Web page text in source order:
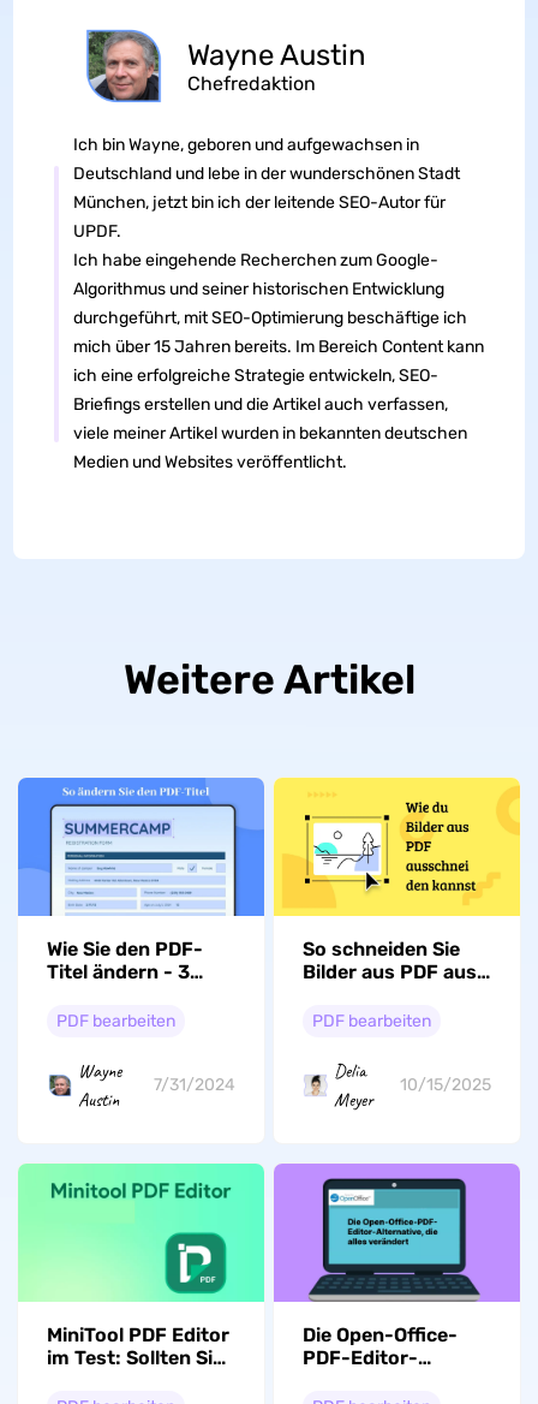
Wayne Austin
Chefredaktion
Ich bin Wayne, geboren und aufgewachsen in
Deutschland und lebe in der wunderschönen Stadt
München, jetzt bin ich der leitende SEO-Autor für
UPDF.
Ich habe eingehende Recherchen zum Google-
Algorithmus und seiner historischen Entwicklung
durchgeführt, mit SEO-Optimierung beschäftige ich
mich über 15 Jahren bereits. Im Bereich Content kann
ich eine erfolgreiche Strategie entwickeln, SEO-
Briefings erstellen und die Artikel auch verfassen,
viele meiner Artikel wurden in bekannten deutschen
Medien und Websites veröffentlicht.
Weitere Artikel
Wie Sie den PDF-
Titel ändern - 3
PDF bearbeiten
Wayne
Austin
7/31/2024
So schneiden Sie
Bilder aus PDF aus:
Methoden
PDF bearbeiten
Delia
Meyer
10/15/2025
MiniTool PDF Editor
im Test: Sollten Sie
Die Open-Office-
PDF-Editor-